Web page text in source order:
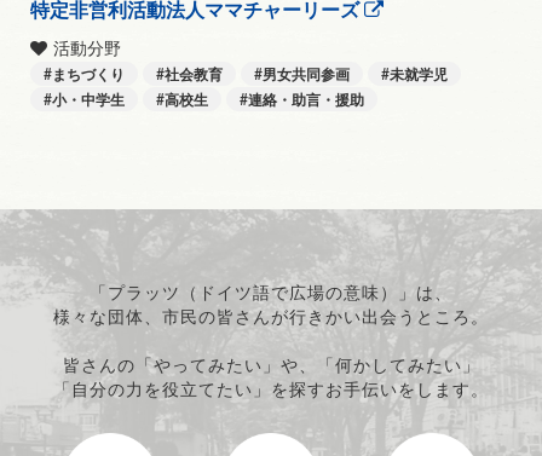
特定非営利活動法人ママチャーリーズ
活動分野
まちづくり 社会教育 男女共同参画
未就学児
小・中学生
高校生 連絡・助言・援助
「プラッツ（ドイツ語で広場の意味）」は、
様々な団体、市民の皆さんが行きかい出会うところ。
皆さんの「やってみたい」や、「何かしてみたい」
「自分の力を役立てたい」を探すお手伝いをします。